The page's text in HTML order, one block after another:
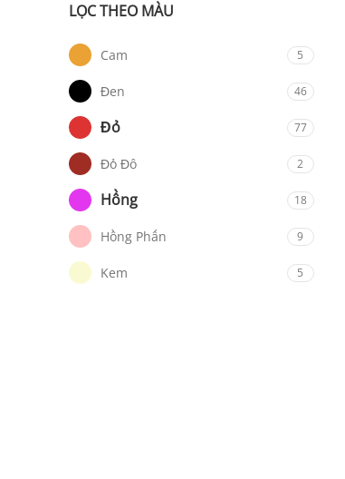
LỌC THEO MÀU
Cam 5
Đen 46
Đỏ 77
Đỏ Đô 2
Hồng 18
Hồng Phấn 9
Kem 5